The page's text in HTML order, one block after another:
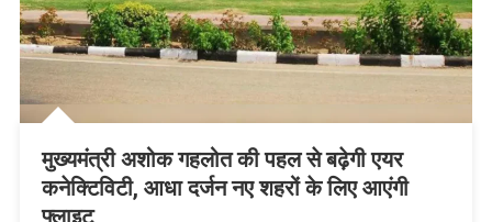
मुख्यमंत्री अशोक गहलोत की पहल से बढ़ेगी एयर
कनेक्टिविटी, आधा दर्जन नए शहरों के लिए आएंगी
फ्लाइट